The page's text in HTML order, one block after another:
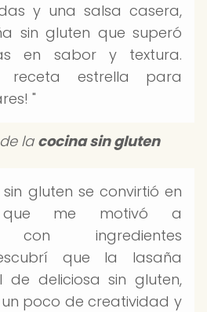
y una salsa casera,
sin gluten que superó
en sabor y textura.
receta estrella para
"
la cocina sin gluten
gluten se convirtió en
me motivó a
con ingredientes
que la lasaña
de deliciosa sin gluten,
poco de creatividad y